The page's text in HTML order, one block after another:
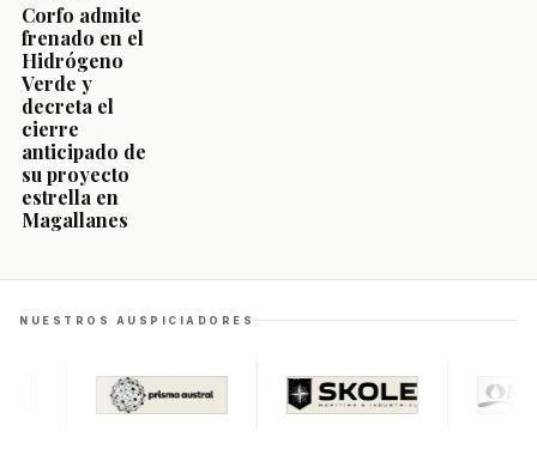
Corfo admite
frenado en el
Hidrógeno
Verde y
decreta el
cierre
anticipado de
su proyecto
estrella en
Magallanes
NUESTROS AUSPICIADORES